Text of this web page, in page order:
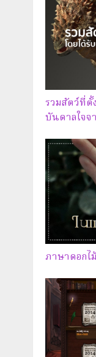
รวมสัตว์ที่ตั้
บันดาลใจจ
ภาษาดอกไ